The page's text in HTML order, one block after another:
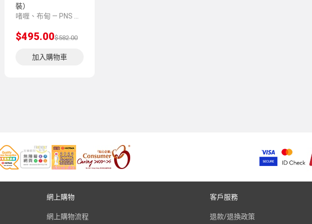
裝）
$495.00$582.00
加入購物車
網上購物
網上購物流程
客戶服務
退款/退換政策